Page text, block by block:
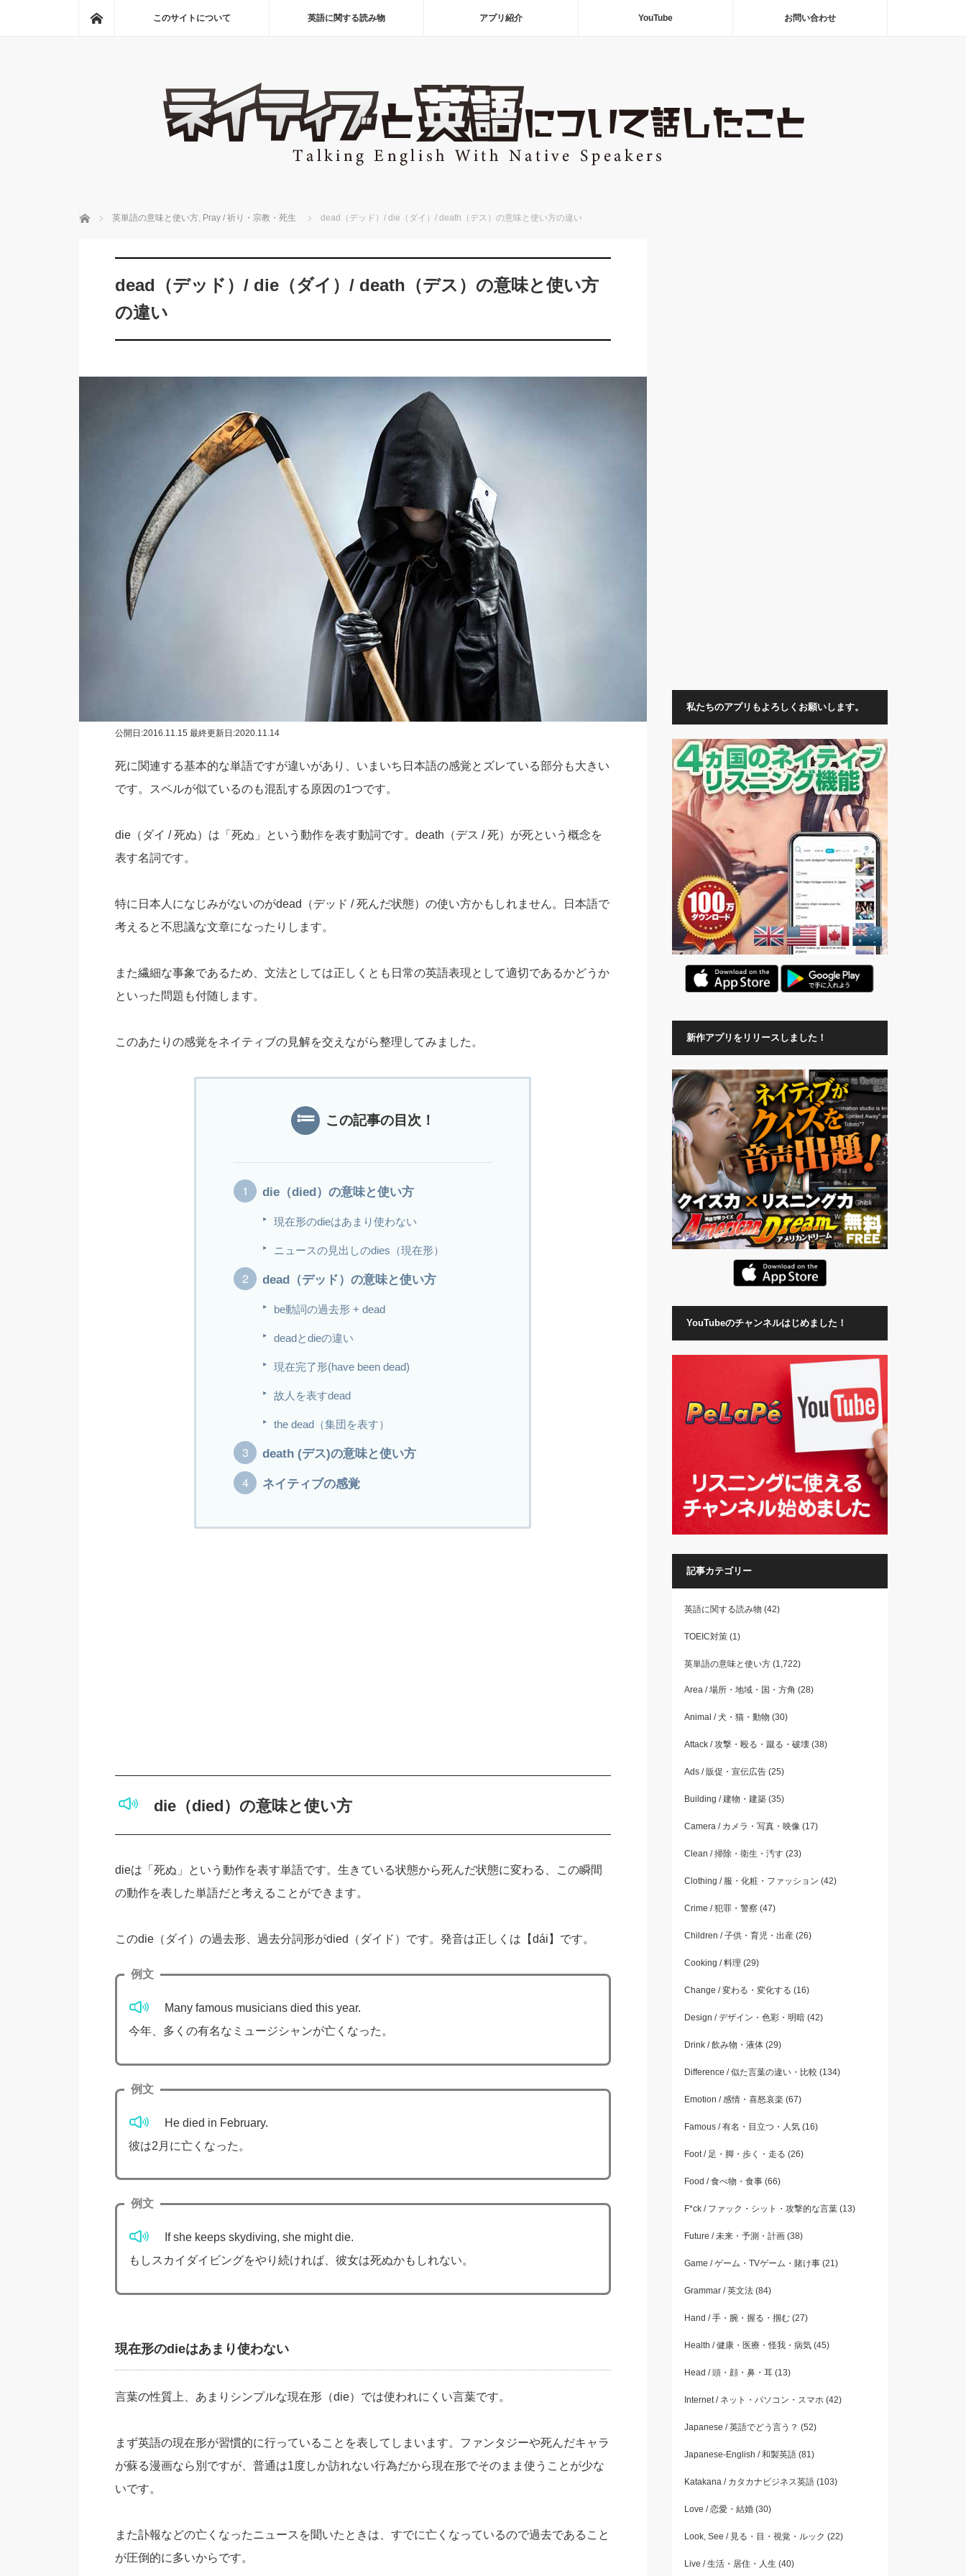
このサイトについて 英語に関する読み物 アプリ紹介 YouTube お問い合わせ
ホーム 英単語の意味と使い方, Pray / 祈り・宗教・死生 dead（デッド）/ die（ダイ）/ death（デス）の意味と使い方の違い
dead（デッド）/ die（ダイ）/ death（デス）の意味と使い方
の違い
公開日:2016.11.15 最終更新日:2020.11.14
死に関連する基本的な単語ですが違いがあり、いまいち日本語の感覚とズレている部分も大きい
です。スペルが似ているのも混乱する原因の1つです。
die（ダイ / 死ぬ）は「死ぬ」という動作を表す動詞です。death（デス / 死）が死という概念を
表す名詞です。
特に日本人になじみがないのがdead（デッド / 死んだ状態）の使い方かもしれません。日本語で
考えると不思議な文章になったりします。
また繊細な事象であるため、文法としては正しくとも日常の英語表現として適切であるかどうか
といった問題も付随します。
このあたりの感覚をネイティブの見解を交えながら整理してみました。
この記事の目次！
die（died）の意味と使い方
現在形のdieはあまり使わない
ニュースの見出しのdies（現在形）
dead（デッド）の意味と使い方
be動詞の過去形 + dead
deadとdieの違い
現在完了形(have been dead)
故人を表すdead
the dead（集団を表す）
death (デス)の意味と使い方
ネイティブの感覚
die（died）の意味と使い方
dieは「死ぬ」という動作を表す単語です。生きている状態から死んだ状態に変わる、この瞬間
の動作を表した単語だと考えることができます。
このdie（ダイ）の過去形、過去分詞形がdied（ダイド）です。発音は正しくは【dái】です。
例文
Many famous musicians died this year.
今年、多くの有名なミュージシャンが亡くなった。
例文
He died in February.
彼は2月に亡くなった。
例文
If she keeps skydiving, she might die.
もしスカイダイビングをやり続ければ、彼女は死ぬかもしれない。
現在形のdieはあまり使わない
言葉の性質上、あまりシンプルな現在形（die）では使われにくい言葉です。
まず英語の現在形が習慣的に行っていることを表してしまいます。ファンタジーや死んだキャラ
が蘇る漫画なら別ですが、普通は1度しか訪れない行為だから現在形でそのまま使うことが少な
いです。
また訃報などの亡くなったニュースを聞いたときは、すでに亡くなっているので過去であること
が圧倒的に多いからです。
私たちのアプリもよろしくお願いします。
新作アプリをリリースしました！
YouTubeのチャンネルはじめました！
記事カテゴリー
英語に関する読み物 (42)
TOEIC対策(1)
英単語の意味と使い方(1,722)
Area / 場所・地域・国・方角 (28)
Animal / 犬・猫・動物 (30)
Attack / 攻撃・殴る・蹴る・破壊(38)
Ads / 販促・宣伝広告(25)
Building / 建物・建築(35)
Camera / カメラ・写真・映像(17)
Clean / 掃除・衛生・汚す(23)
Clothing / 服・化粧・ファッション (42)
Crime / 犯罪・警察 (47)
Children / 子供・育児・出産(26)
Cooking / 料理 (29)
Change / 変わる・変化する (16)
Design / デザイン・色彩・明暗(42)
Drink / 飲み物・液体(29)
Difference / 似た言葉の違い・比較 (134)
Emotion / 感情・喜怒哀楽 (67)
Famous / 有名・目立つ・人気(16)
Foot / 足・脚・歩く・走る (26)
Food / 食べ物・食事(66)
F*ck / ファック・シット・攻撃的な言葉(13)
Future / 未来・予測・計画(38)
Game / ゲーム・TVゲーム・賭け事(21)
Grammar / 英文法(84)
Hand / 手・腕・握る・掴む(27)
Health / 健康・医療・怪我・病気(45)
Head / 頭・顔・鼻・耳(13)
Internet / ネット・パソコン・スマホ(42)
Japanese / 英語でどう言う？ (52)
Japanese-English / 和製英語(81)
Katakana / カタカナビジネス英語(103)
Love / 恋愛・結婚(30)
Look, See / 見る・目・視覚・ルック (22)
Live / 生活・居住・人生 (40)